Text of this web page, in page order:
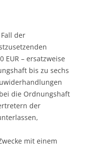
der
EUR – ersatzweise
bis zu sechs
die Ordnungshaft
der
mit einem